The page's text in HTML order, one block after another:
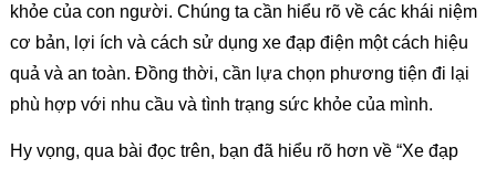
khỏe của con người. Chúng ta cần hiểu rõ về các khái niệm
cơ bản, lợi ích và cách sử dụng xe đạp điện một cách hiệu
quả và an toàn. Đồng thời, cần lựa chọn phương tiện đi lại
phù hợp với nhu cầu và tình trạng sức khỏe của mình.
Hy vọng, qua bài đọc trên, bạn đã hiểu rõ hơn về “Xe đạp